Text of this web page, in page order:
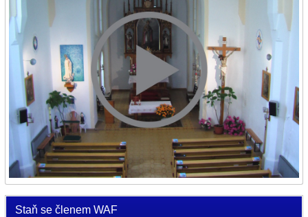
Staň se členem WAF